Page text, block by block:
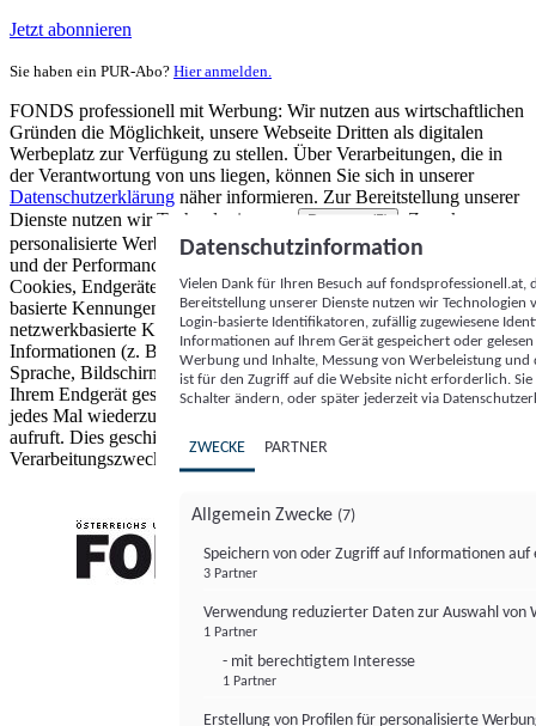
Jetzt abonnieren
Sie haben ein PUR-Abo? Hier anmelden.
FONDS professionell mit Werbung: Wir nutzen aus wirtschaftlichen
Gründen die Möglichkeit, unsere Webseite Dritten als digitalen
Werbeplatz zur Verfügung zu stellen. Über Verarbeitungen, die in
der Verantwortung von uns liegen, können Sie sich in unserer
Datenschutzerklärung näher informieren. Zur Bereitstellung unserer
Dienste nutzen wir Technologien von
Partnern (5)
. Zwecke:
personalisierte Werbung und Inhalte, Messung von Werbeleistung
und der Performance von Inhalten sowie Zielgruppenforschung.
Cookies, Endgeräte- oder ähnliche Online-Kennungen (z. B. login-
basierte Kennungen, zufällig generierte Kennungen,
netzwerkbasierte Kennungen) können zusammen mit anderen
Informationen (z. B. Browsertyp und Browserinformationen,
Sprache, Bildschirmgröße, unterstützte Technologien usw.) auf
Ihrem Endgerät gespeichert oder von dort ausgelesen werden, um es
jedes Mal wiederzuerkennen, wenn es eine App oder einer Webseite
aufruft. Dies geschieht für einen oder mehrere der hier aufgeführten
Verarbeitungszwecke.
Datenschutzinformation
Vielen Dank für Ihren Besuch auf
Bereitstellung unserer Dienste nutzen wir Technologien
Login-basierte Identifikatoren, zufällig zugewiesene
Informationen auf Ihrem Gerät gespeichert oder
Werbung und Inhalte, Messung von Werbeleistung
ist für den Zugriff auf die Website nicht erforderlich.
Schalter ändern, oder später jederzeit via
ZWECKE PARTNER
Allgemein Zwecke (7)
Speichern von oder Zugriff auf Informationen auf
3 Partner
Verwendung reduzierter Daten zur Auswahl von
1 Partner
- mit berechtigtem Interesse
1 Partner
Erstellung von Profilen für personalisierte
FONDS professionell